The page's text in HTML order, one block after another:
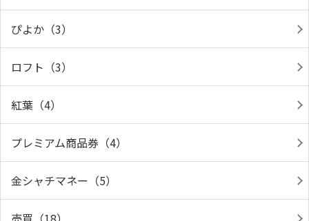
ぴよか（3）
ロフト（3）
紅葉（4）
プレミアム商品券（4）
金シャチマネー（5）